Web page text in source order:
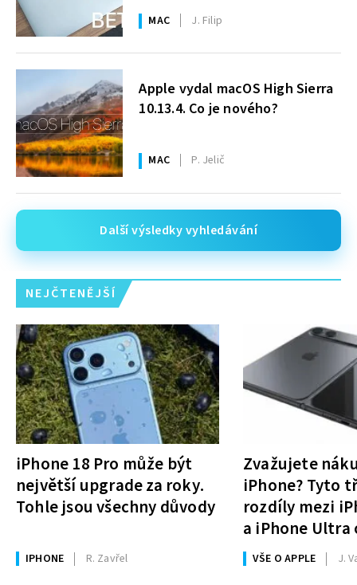
MAC J. Filip
Apple vydal macOS High Sierra
10.13.4. Co je nového?
MAC P. Jelič
Další výsledky vyhledávání
NEJČTENĚJŠÍ
iPhone 18 Pro může být
největší upgrade za roky.
Tohle jsou všechny důvody
IPHONE R. Zavřel
Zvažujete
iPhone? Tyto
rozdíly mezi
a iPhone Ultra
rozhodnutí
VŠE O APPLE J.